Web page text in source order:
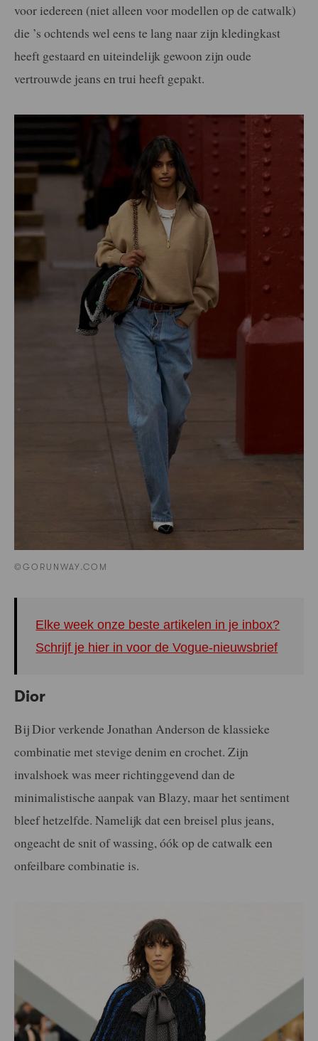
voor iedereen (niet alleen voor modellen op de catwalk)
die ’s ochtends wel eens te lang naar zijn kledingkast
heeft gestaard en uiteindelijk gewoon zijn oude
vertrouwde jeans en trui heeft gepakt.
©GORUNWAY.COM
Elke week onze beste artikelen in je inbox?
Schrijf je hier in voor de Vogue-nieuwsbrief
Dior
Bij Dior verkende Jonathan Anderson de klassieke
combinatie met stevige denim en crochet. Zijn
invalshoek was meer richtinggevend dan de
minimalistische aanpak van Blazy, maar het sentiment
bleef hetzelfde. Namelijk dat een breisel plus jeans,
ongeacht de snit of wassing, óók op de catwalk een
onfeilbare combinatie is.